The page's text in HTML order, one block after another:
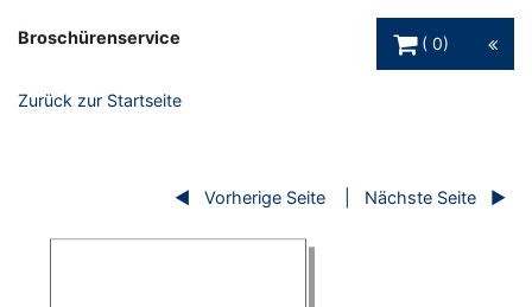
Broschürenservice
0
Zurück zur Startseite
Vorherige Seite Nächste Seite